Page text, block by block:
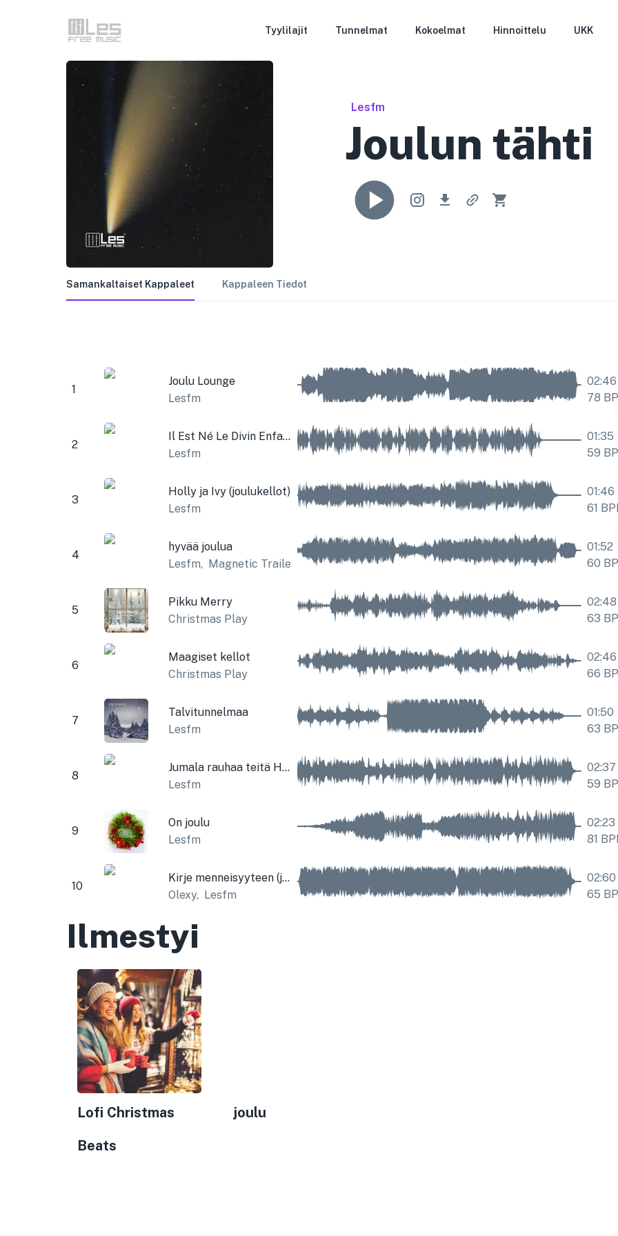
Tyylilajit Tunnelmat Kokoelmat Hinnoittelu UKK
Lesfm
Joulun tähti
Samankaltaiset Kappaleet Kappaleen Tiedot
1
Joulu Lounge
Lesfm
02:46
78
2
Il Est Né Le Divin Enfant
Lesfm
01:35
59
3
Holly ja Ivy (joulukellot)
Lesfm
01:46
61
4
hyvää joulua
Lesfm, Magnetic Trailer
01:52
60
5
Pikku Merry
Christmas Play
02:48
63
6
Maagiset kellot
Christmas Play
02:46
66
7
Talvitunnelmaa
Lesfm
01:50
63
8
Jumala rauhaa teitä Hyvää herrat (joulukellot)
Lesfm
02:37
59
9
On joulu
Lesfm
02:23
81
10
Kirje menneisyyteen (jouluversio)
Olexy, Lesfm
02:60
65
Ilmestyi
Lofi Christmas
Beats
joulu